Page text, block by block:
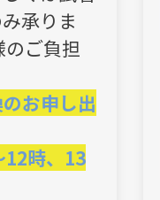
承りま
のご負担
お申し出
時、13